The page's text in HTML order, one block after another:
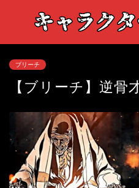
ブリーチ
【ブリーチ】逆骨